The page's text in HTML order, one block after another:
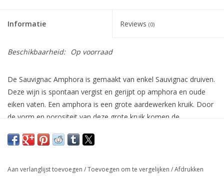
Informatie Reviews (0)
Beschikbaarheid: Op voorraad
De Sauvignac Amphora is gemaakt van enkel Sauvignac druiven.
Deze wijn is spontaan vergist en gerijpt op amphora en oude
eiken vaten. Een amphora is een grote aardewerken kruik. Door
de vorm en porositeit van deze grote kruik komen de
deze verbouwd zijn op unieke wijze tot hun recht. Let the wine
Aan verlanglijst toevoegen /Toevoegen om te vergelijken /Afdrukken